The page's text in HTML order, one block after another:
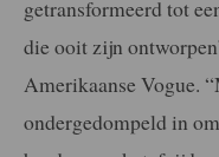
getransformeerd tot
die ooit zijn
Amerikaanse Vogue.
ondergedompeld in